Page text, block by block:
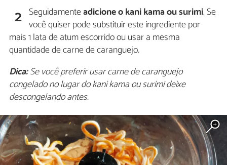
2 Seguidamenteadicione o kani kama ou surimi. Se
você quiser pode substituir este ingrediente por
mais 1 lata de atum escorrido ou usar a mesma
quantidade de carne de caranguejo.
Dica:Se você preferir usar carne de caranguejo
congelado no lugar do kani kama ou surimi deixe
descongelando antes.